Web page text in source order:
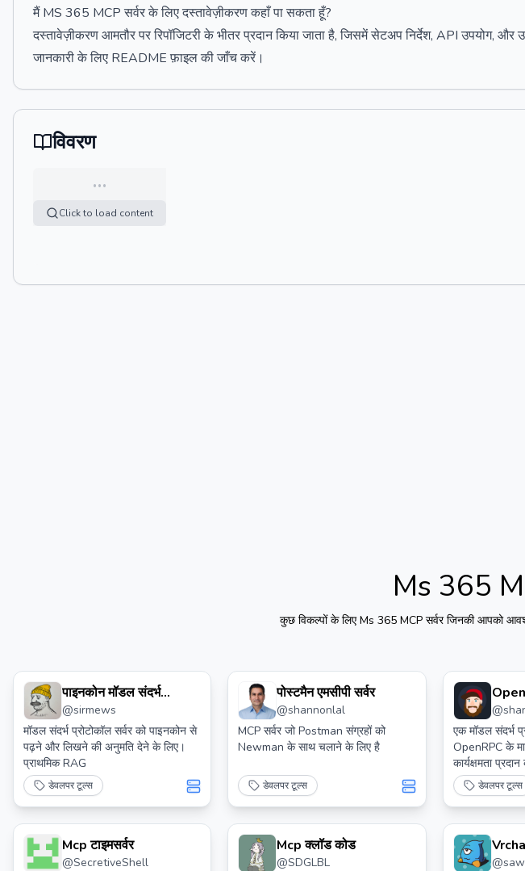
मैं MS 365 MCP सर्वर के लिए दस्तावेज़ीकरण कहाँ पा सकता हूँ?
दस्तावेज़ीकरण आमतौर पर रिपॉजिटरी के भीतर प्रदान किया जाता है, जिसमें सेटअप निर्देश, API उपयोग, और
जानकारी के लिए README फ़ाइल की जाँच करें।
विवरण
…
Click to load content
Ms 365
कुछ विकल्पों के लिएMs 365 MCP सर्वरजिनकी आपको
पाइनकोन मॉडल संदर्भ
प्रोटोकॉल सर्वर क्लॉड
डेस्कटॉप के लिए।
@sirmews
मॉडल संदर्भ प्रोटोकॉल सर्वर को पाइनकोन से
पढ़ने और लिखने की अनुमति देने के लिए।
प्राथमिक RAG
डेवलपर टूल्स
पोस्टमैन एमसीपी सर्वर
@shannonlal
MCP सर्वर जो Postman संग्रहों को
Newman के साथ चलाने के लिए है
डेवलपर टूल्स
@
एक मॉडल संदर्भ
OpenRPC के
कार्यक्षमता
डेवलपर टूल्स
Mcp टाइमसर्वर
@SecretiveShell
Mcp क्लॉड कोड
@SDGLBL
@